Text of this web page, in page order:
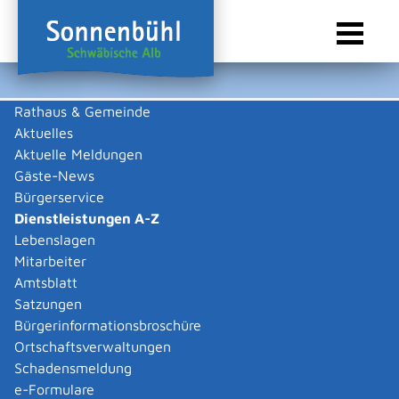
Rathaus & Gemeinde
Aktuelles
Aktuelle Meldungen
Gäste-News
Bürgerservice
Dienstleistungen A-Z
Lebenslagen
Mitarbeiter
Amtsblatt
Satzungen
Bürgerinformationsbroschüre
Ortschaftsverwaltungen
Schadensmeldung
e-Formulare
Sie sind hier:
Dienstleistungen A-Z
Dienstleistungen A-Z
Leistungen
Vielzahl von kommunalen und staatlichen
Verwaltungsvorgängen. Insbesondere erhalten Sie
Informationen zu den erforderlichen Unterlagen die zu
einer bestimmen Verwaltungsdienstleistung notwendig